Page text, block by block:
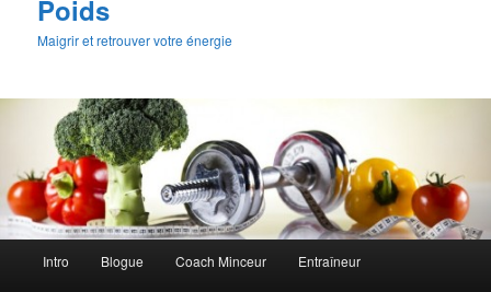
Poids
Maigrir et retrouver votre énergie
principal
Intro Blogue Coach Minceur Entraîneur